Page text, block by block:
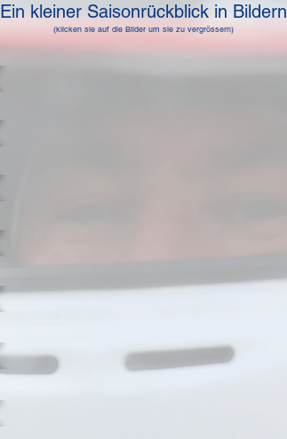
Ein kleiner Saisonrückblick in Bildern
(klicken sie auf die Bilder um sie zu vergrössern)